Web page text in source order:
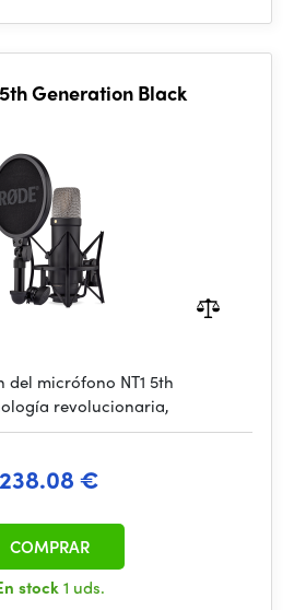
Generation Black
del micrófono NT1 5th
revolucionaria,
238.08 €
stock1 uds.
COMPRAR